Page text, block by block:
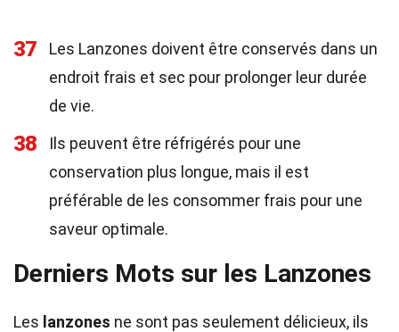
37
Les Lanzones doivent être conservés dans un
endroit frais et sec pour prolonger leur durée
de vie.
38
Ils peuvent être réfrigérés pour une
conservation plus longue, mais il est
préférable de les consommer frais pour une
saveur optimale.
Derniers Mots sur les Lanzones
Les lanzones ne sont pas seulement délicieux, ils